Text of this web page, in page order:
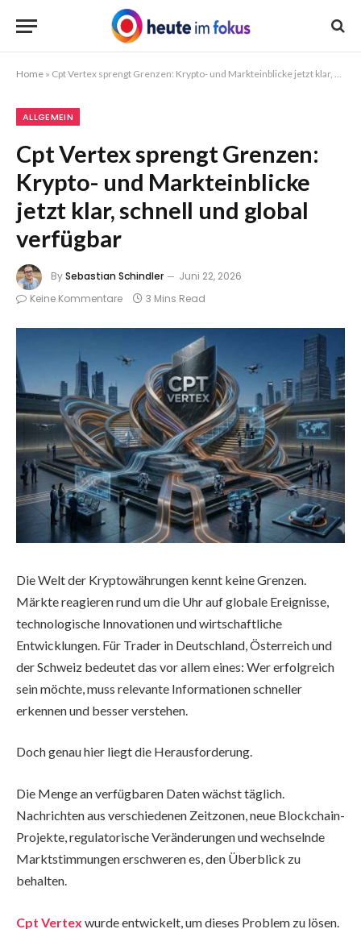
Home » Cpt Vertex sprengt Grenzen: Krypto- und Markteinblicke jetzt klar, schnell und global verfügbar
ALLGEMEIN
Cpt Vertex sprengt Grenzen:
Krypto- und Markteinblicke
jetzt klar, schnell und global
verfügbar
BySebastian Schindler
Juni 22, 2026
Keine Kommentare
3 Mins Read
Die Welt der Kryptowährungen kennt keine Grenzen.
Märkte reagieren rund um die Uhr auf globale Ereignisse,
technologische Innovationen und wirtschaftliche
Entwicklungen. Für Trader in Deutschland, Österreich und
der Schweiz bedeutet das vor allem eines: Wer erfolgreich
sein möchte, muss relevante Informationen schneller
erkennen und besser verstehen.
Doch genau hier liegt die Herausforderung.
Die Menge an verfügbaren Daten wächst täglich.
Nachrichten aus verschiedenen Zeitzonen, neue Blockchain-
Projekte, regulatorische Veränderungen und wechselnde
Marktstimmungen erschweren es, den Überblick zu
behalten.
Cpt Vertex wurde entwickelt, um dieses Problem zu lösen.